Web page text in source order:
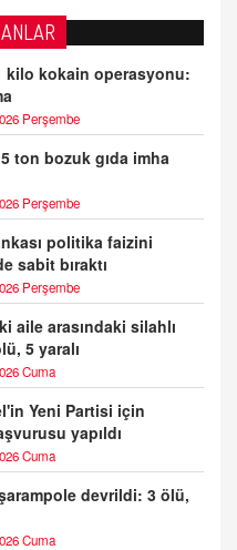
kilo kokain operasyonu:
Perşembe
ton bozuk gıda imha
Perşembe
politika faizini
sabit bıraktı
Perşembe
aile arasındaki silahlı
5 yaralı
Cuma
Yeni Partisi için
yapıldı
Cuma
devrildi: 3 ölü,
Cuma